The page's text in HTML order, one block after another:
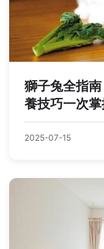
獅子兔全指
養技巧一次掌
2025-07-15